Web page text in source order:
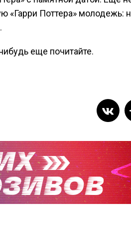
«Гарри Поттера» молодежь:
еще почитайте.